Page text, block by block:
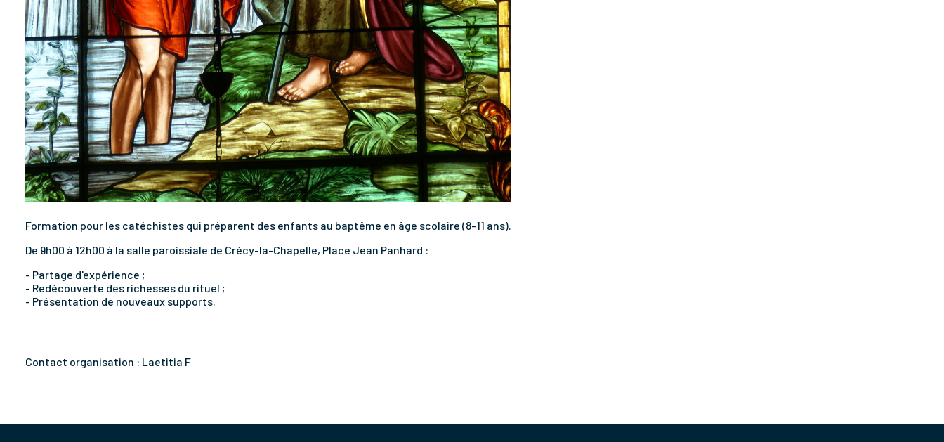
Formation pour les catéchistes qui préparent des enfants au baptême en âge scolaire (8-11 ans).
De 9h00 à 12h00 à la salle paroissiale de Crécy-la-Chapelle, Place Jean Panhard :
- Partage d'expérience ;
- Redécouverte des richesses du rituel ;
- Présentation de nouveaux supports.
Contact organisation : Laetitia F